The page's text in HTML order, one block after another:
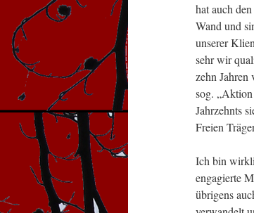
hat auch
Wand und
unserer
sehr wir
zehn Jahren
sog.
Jahrzehnts
Freien
Ich bin
engagierte
übrigens